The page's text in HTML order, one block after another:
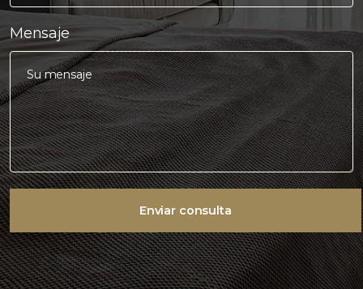
Mensaje
Enviar consulta